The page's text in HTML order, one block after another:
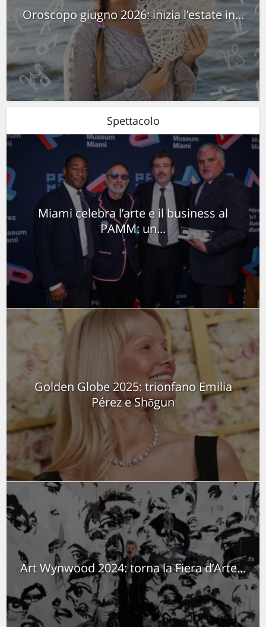
Oroscopo giugno 2026: inizia l’estate in...
Spettacolo
Miami celebra l’arte e il business al
PAMM: un...
Golden Globe 2025: trionfano Emilia
Pérez e Shōgun
Art Wynwood 2024: torna la Fiera d’Arte...